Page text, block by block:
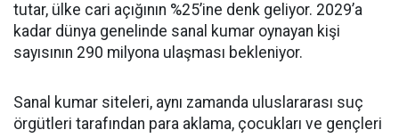
tutar, ülke cari açığının %25’ine denk geliyor. 2029’a
kadar dünya genelinde sanal kumar oynayan kişi
sayısının 290 milyona ulaşması bekleniyor.
Sanal kumar siteleri, aynı zamanda uluslararası suç
örgütleri tarafından para aklama, çocukları ve gençleri